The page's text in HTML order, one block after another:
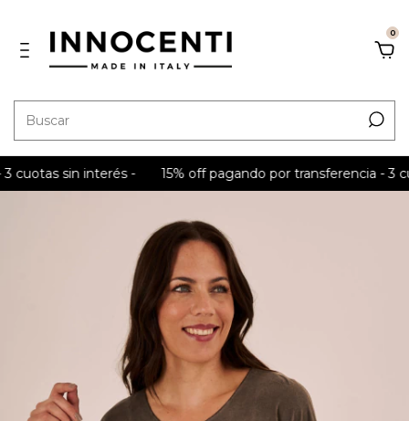
0
sin interés - 15% off pagando por transferencia - 3